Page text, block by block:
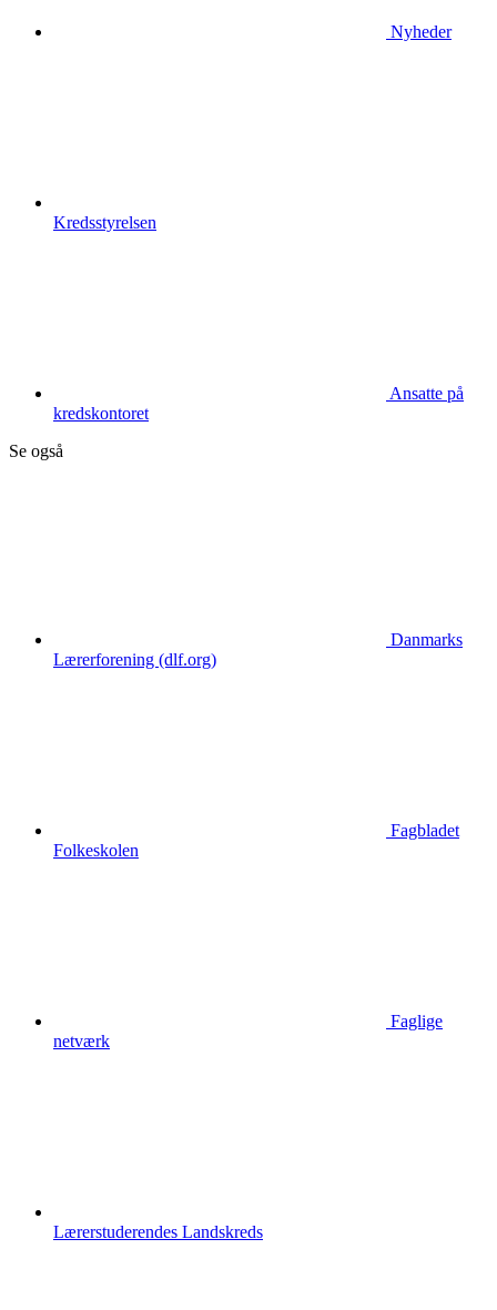
Nyheder
Kredsstyrelsen
Ansatte på
kredskontoret
Se også
Danmarks
Lærerforening (dlf.org)
Fagbladet
Folkeskolen
Faglige
netværk
Lærerstuderendes Landskreds